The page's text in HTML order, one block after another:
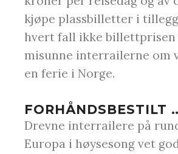
kjøpe plassbilletter i
hvert fall ikke billettprisen
misunne interrailerne om
en ferie i Norge.
FORHÅNDSBESTILT
Drevne interrailere på
Europa i høysesong vet